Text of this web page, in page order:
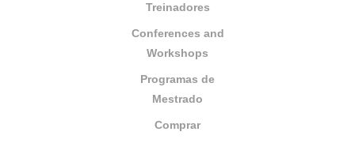
Treinadores
Conferences and
Workshops
Programas de
Mestrado
Comprar